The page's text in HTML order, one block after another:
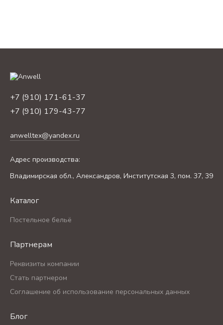
+7 (910) 171-61-37
+7 (910) 179-43-77
anwelltex@yandex.ru
Адрес производства:
Владимирская обл., Александров, Институтская 3, пом. 37, 39
Каталог
Постельное бельё
Партнерам
Реквизиты компании
Стать партнером
Соглашение об использование персональных данных
Блог